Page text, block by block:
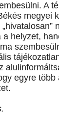
A
megyei
helyzet,
egyre